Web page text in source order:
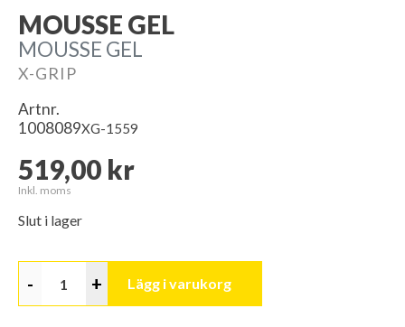
MOUSSE GEL
MOUSSE GEL
X-GRIP
Artnr.
1008089XG-1559
519,00 kr
Inkl. moms
Slut i lager
- + Lägg i varukorg